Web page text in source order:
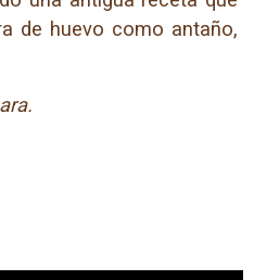
de huevo como antaño,